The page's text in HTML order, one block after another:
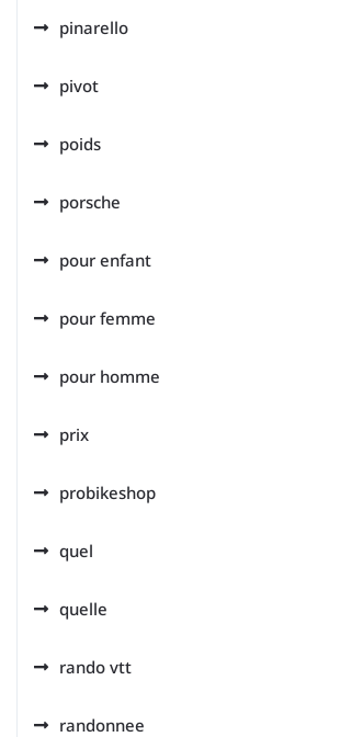
pinarello
pivot
poids
porsche
pour enfant
pour femme
pour homme
prix
probikeshop
quel
quelle
rando vtt
randonnee